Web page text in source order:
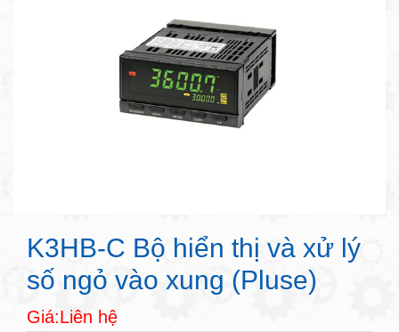
K3HB-C Bộ hiển thị và xử lý
số ngỏ vào xung (Pluse)
Giá:Liên hệ